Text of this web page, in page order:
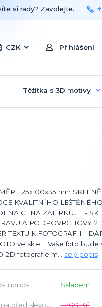
CZK Přihlášení
si rady? Zavolejte.
Těžítka s 3D motivy
125x100x35 mm
KVALITNÍHO
CENA ZAHRNUJE: -
A PODPOVRCHOVÝ
TEXTU K FOTOGRAFII -
ve skle: Vaše foto bude
2D fotografie m... celý popis
Skladem
před slevou 1 300 Kč